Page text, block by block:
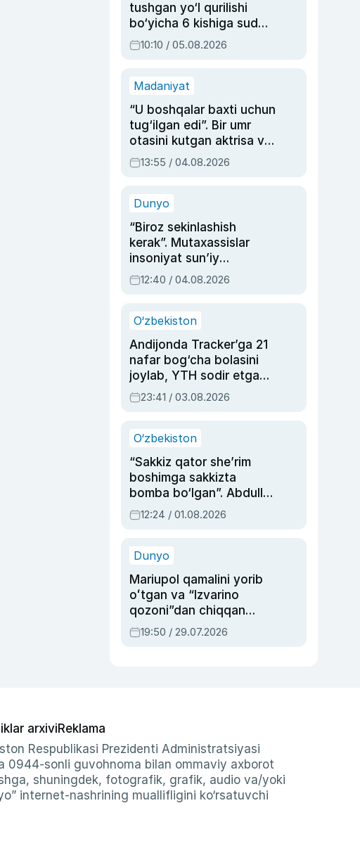
tushgan yo‘l qurilishi
bo‘yicha 6 kishiga sud
hukmi o‘qildi
10:10 / 05.08.2026
Madaniyat
“U boshqalar baxti uchun
tug‘ilgan edi”. Bir umr
otasini kutgan aktrisa va
dublyaj ustasi Rimma
Ahmedovaning
13:55 / 04.08.2026
Dunyo
“Biroz sekinlashish
kerak”. Mutaxassislar
insoniyat sun’iy
intellektni boshqara
olmay qolishidan xavotir
12:40 / 04.08.2026
O‘zbekiston
Andijonda Tracker’ga 21
nafar bog‘cha bolasini
joylab, YTH sodir etgan
ayolga sud hukmi o‘qildi
23:41 / 03.08.2026
O‘zbekiston
“Sakkiz qator she’rim
boshimga sakkizta
bomba bo‘lgan”. Abdulla
Oripovni siyosiy
ayblovlardan asrab
12:24 / 01.08.2026
Dunyo
Mariupol qamalini yorib
oʻtgan va “Izvarino
qozoni”dan chiqqan
qahramon — Ukraina
armiyasi bosh
19:50 / 29.07.2026
arxiviReklama
Respublikasi Prezidenti Administratsiyasi
0944-sonli guvohnoma bilan ommaviy axborot
shuningdek, fotografik, grafik, audio va/yoki
internet-nashrining muallifligini ko‘rsatuvchi